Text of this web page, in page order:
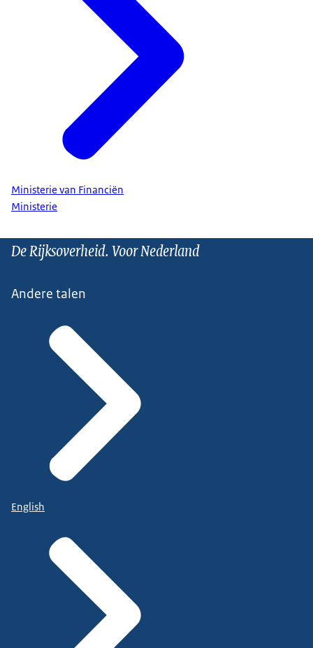
Ministerie van Financiën
Ministerie
De Rijksoverheid. Voor Nederland
Andere talen
English